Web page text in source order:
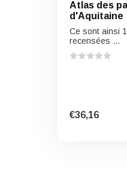
Atlas des
d'Aquitaine
Ce sont ainsi
recensées ...
€36,16